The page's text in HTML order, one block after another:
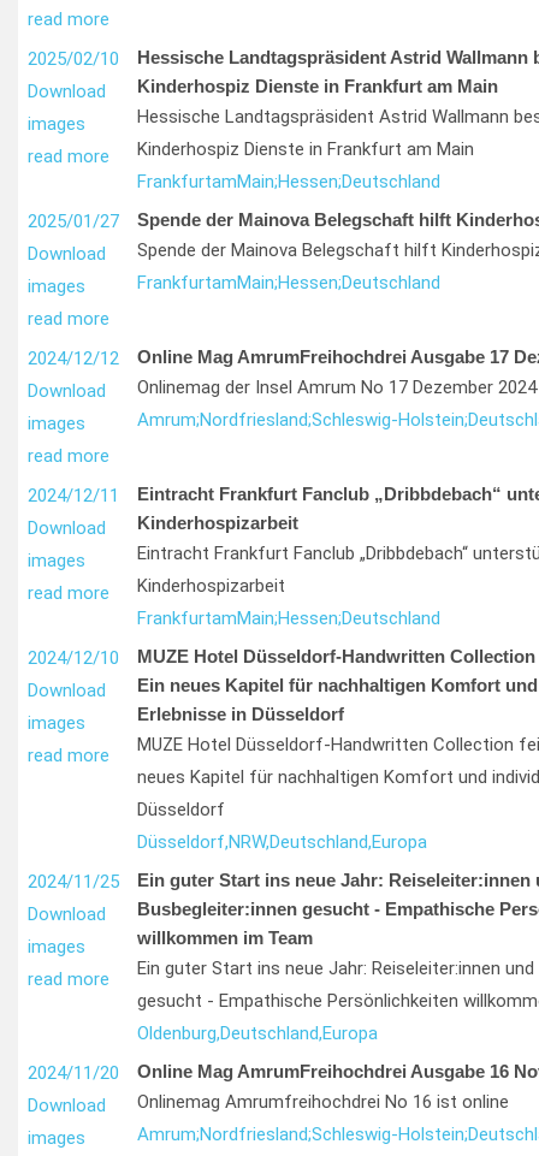
read more
2025/02/10
Download
images
read more
Hessische Landtagspräsident Astrid Wallmann
Kinderhospiz Dienste in Frankfurt am Main
Hessische Landtagspräsident Astrid Wallmann
Kinderhospiz Dienste in Frankfurt am Main
FrankfurtamMain;Hessen;Deutschland
2025/01/27
Download
images
read more
Spende der Mainova Belegschaft hilft
Spende der Mainova Belegschaft hilft
FrankfurtamMain;Hessen;Deutschland
2024/12/12
Download
images
read more
Online Mag AmrumFreihochdrei Ausgabe 17
Onlinemag der Insel Amrum No 17 Dezember
Amrum;Nordfriesland;Schleswig-Holstein;
2024/12/11
Download
images
read more
Eintracht Frankfurt Fanclub „Dribbdebach“
Kinderhospizarbeit
Eintracht Frankfurt Fanclub „Dribbdebach“
Kinderhospizarbeit
FrankfurtamMain;Hessen;Deutschland
2024/12/10
Download
images
read more
MUZE Hotel Düsseldorf-Handwritten
Ein neues Kapitel für nachhaltigen Komfort
Erlebnisse in Düsseldorf
MUZE Hotel Düsseldorf-Handwritten Collection
neues Kapitel für nachhaltigen Komfort und
Düsseldorf
Düsseldorf,NRW,Deutschland,Europa
2024/11/25
Download
images
read more
Ein guter Start ins neue Jahr: Reiseleiter:innen
Busbegleiter:innen gesucht - Empathische
willkommen im Team
Ein guter Start ins neue Jahr: Reiseleiter:innen
gesucht - Empathische Persönlichkeiten
Oldenburg,Deutschland,Europa
2024/11/20
Download
images
Online Mag AmrumFreihochdrei Ausgabe 16
Onlinemag Amrumfreihochdrei No 16 ist online
Amrum;Nordfriesland;Schleswig-Holstein;